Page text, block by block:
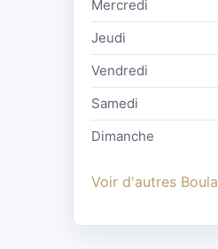
Mercredi
Jeudi
Vendredi
Samedi
Dimanche
Voir d'autres